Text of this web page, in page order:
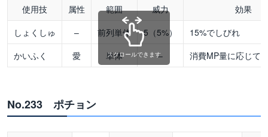
使用技 属性 範囲 威力
効果
しょくしゅ
– 前列単体 5（5%）
15%でしびれ
かいふく
愛 単体 – 消費MP量に応じて
スクロールできます
No.233 ポチョン